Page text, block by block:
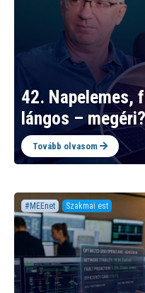
42. Napelemes,
lángos – megéri?
Tovább olvasom
#MEEnet Szakmai est